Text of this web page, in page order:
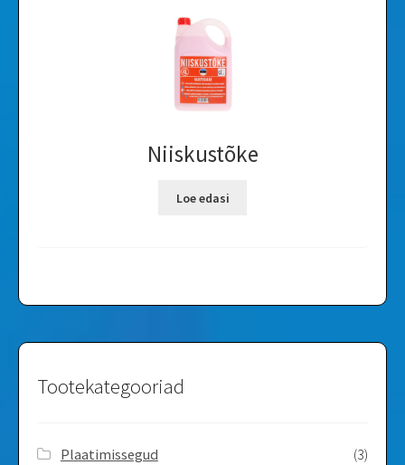
Niiskustõke
Loe edasi
Tootekategooriad
Plaatimissegud
(3)